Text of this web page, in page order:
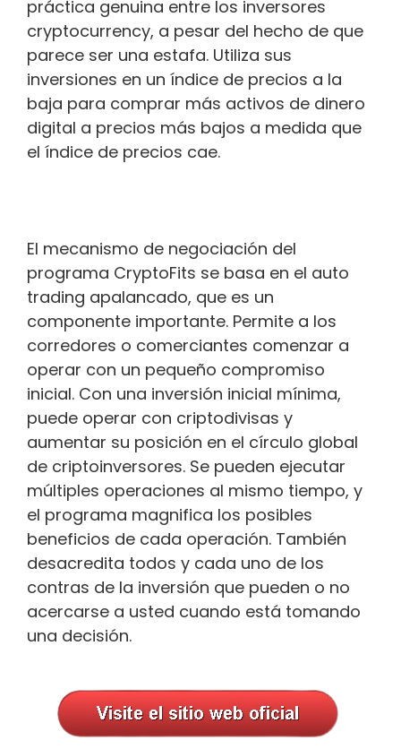
práctica genuina entre los inversores
cryptocurrency, a pesar del hecho de que
parece ser una estafa. Utiliza sus
inversiones en un índice de precios a la
baja para comprar más activos de dinero
digital a precios más bajos a medida que
el índice de precios cae.
El mecanismo de negociación del
programa CryptoFits se basa en el auto
trading apalancado, que es un
componente importante. Permite a los
corredores o comerciantes comenzar a
operar con un pequeño compromiso
inicial. Con una inversión inicial mínima,
puede operar con criptodivisas y
aumentar su posición en el círculo global
de criptoinversores. Se pueden ejecutar
múltiples operaciones al mismo tiempo, y
el programa magnifica los posibles
beneficios de cada operación. También
desacredita todos y cada uno de los
contras de la inversión que pueden o no
acercarse a usted cuando está tomando
una decisión.